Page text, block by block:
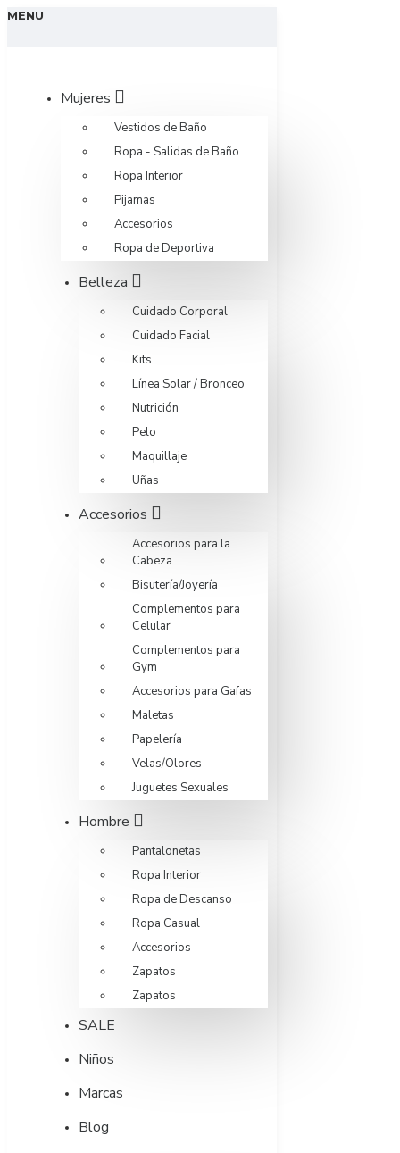
MENU
Mujeres
Vestidos de Baño
Ropa - Salidas de Baño
Ropa Interior
Pijamas
Accesorios
Ropa de Deportiva
Belleza
Cuidado Corporal
Cuidado Facial
Kits
Línea Solar / Bronceo
Nutrición
Pelo
Maquillaje
Uñas
Accesorios
Accesorios para la
Cabeza
Bisutería/Joyería
Complementos para
Celular
Complementos para
Gym
Accesorios para Gafas
Maletas
Papelería
Velas/Olores
Juguetes Sexuales
Hombre
Pantalonetas
Ropa Interior
Ropa de Descanso
Ropa Casual
Accesorios
Zapatos
Zapatos
SALE
Niños
Marcas
Blog